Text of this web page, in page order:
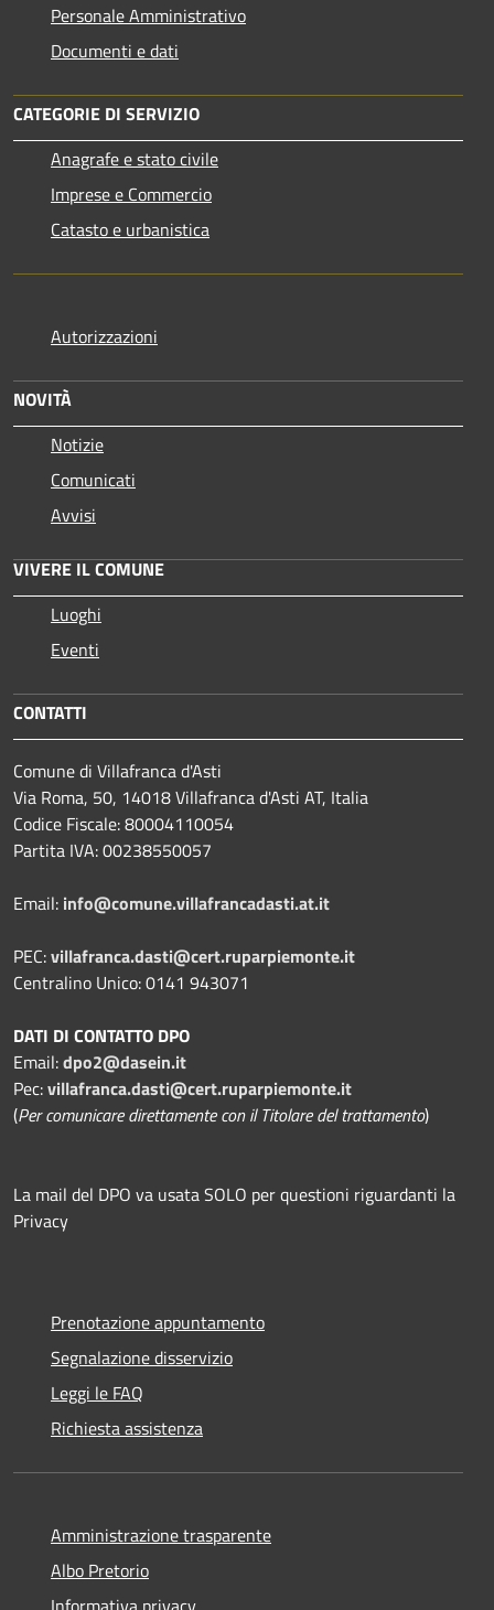
Personale Amministrativo
Documenti e dati
CATEGORIE DI SERVIZIO
Anagrafe e stato civile
Imprese e Commercio
Catasto e urbanistica
Autorizzazioni
NOVITÀ
Notizie
Comunicati
Avvisi
VIVERE IL COMUNE
Luoghi
Eventi
CONTATTI
Comune di Villafranca d'Asti
Via Roma, 50, 14018 Villafranca d'Asti AT, Italia
Codice Fiscale: 80004110054
Partita IVA: 00238550057
Email: info@comune.villafrancadasti.at.it
PEC:villafranca.dasti@cert.ruparpiemonte.it
Centralino Unico: 0141 943071
DATI DI CONTATTO DPO
Email:dpo2@dasein.it
Pec:villafranca.dasti@cert.ruparpiemonte.it
(Per comunicare direttamente con il Titolare del trattamento)
La mail del DPO va usata SOLO per questioni riguardanti la
Privacy
Prenotazione appuntamento
Segnalazione disservizio
Leggi le FAQ
Richiesta assistenza
Amministrazione trasparente
Albo Pretorio